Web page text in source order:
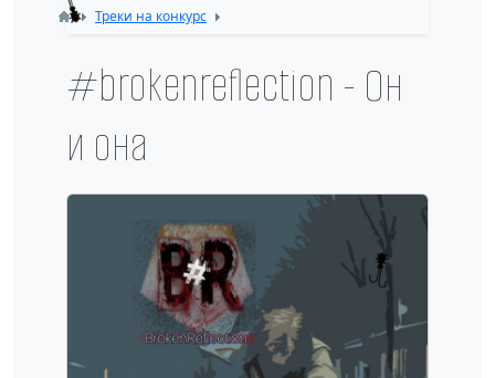
Треки на конкурс
#brokenreflection - Он
и она